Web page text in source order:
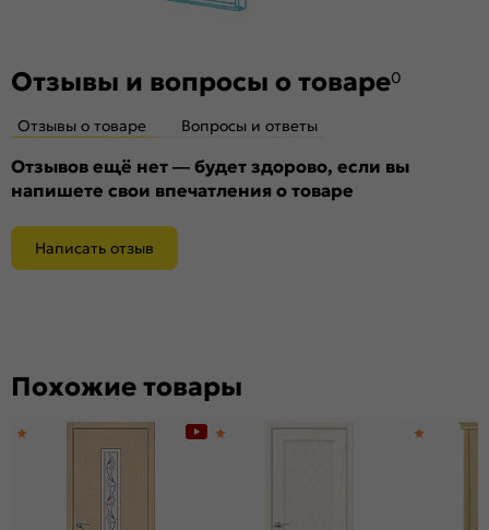
Композитный мебельный щит на основе
Отзывы и вопросы о товаре0
Отзывы о товаре Вопросы и ответы
Отзывов ещё нет — будет здорово, если вы
напишете свои впечатления о товаре
Написать отзыв
Похожие товары